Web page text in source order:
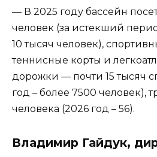
— В 2025 году бассейн
человек (за истекший
10 тысяч человек),
теннисные корты и
дорожки — почти 15 тысяч
год – более 7500 человек),
человека (2026 год – 56).
Владимир Гайдук,